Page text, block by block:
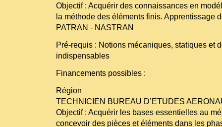
Objectif : Acquérir des connaissances en
la méthode des éléments finis. Apprentissage
PATRAN - NASTRAN
Pré-requis : Notions mécaniques, statiques et
indispensables
Financements possibles :
Région
TECHNICIEN BUREAU D’ETUDES
Objectif : Acquérir les bases essentielles au
concevoir des pièces et éléments dans les